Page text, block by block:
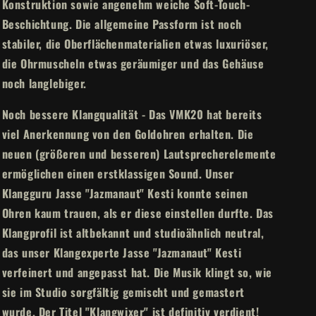
Konstruktion sowie angenehm weiche Soft-Touch-
Beschichtung. Die allgemeine Passform ist noch
stabiler, die Oberflächenmaterialien etwas luxuriöser,
die Ohrmuscheln etwas geräumiger und das Gehäuse
noch langlebiger.
Noch bessere Klangqualität - Das VMK20 hat bereits
viel Anerkennung von den Goldohren erhalten. Die
neuen (größeren und besseren) Lautsprecherelemente
ermöglichen einen erstklassigen Sound. Unser
Klangguru Jasse "Jazmanaut" Kesti konnte seinen
Ohren kaum trauen, als er diese einstellen durfte. Das
Klangprofil ist altbekannt und studioähnlich neutral,
das unser Klangexperte Jasse "Jazmanaut" Kesti
verfeinert und angepasst hat. Die Musik klingt so, wie
sie im Studio sorgfältig gemischt und gemastert
wurde. Der Titel "Klangwixer" ist definitiv verdient!